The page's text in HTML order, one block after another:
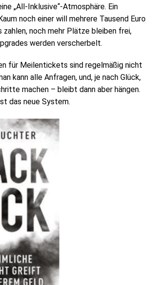
„All-Inklusive“-Atmosphäre. Ein
noch einer will mehrere Tausend Euro
noch mehr Plätze bleiben frei,
werden verscherbelt.
für Meilentickets sind regelmäßig nicht
kann alle Anfragen, und, je nach Glück,
machen – bleibt dann aber hängen.
das neue System.